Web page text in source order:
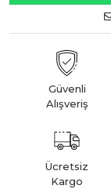
Güvenli
Alışveriş
Ücretsiz
Kargo